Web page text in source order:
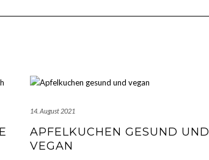
14. August 2021
APFELKUCHEN GESUND UND
VEGAN